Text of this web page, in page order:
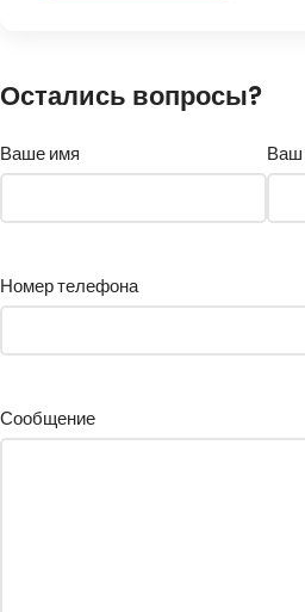
Остались вопросы?
Ваше имя Ваш
Номер телефона
Сообщение